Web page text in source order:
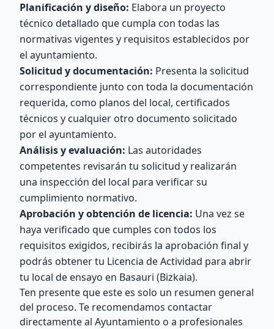
Planificación y diseño: Elabora un proyecto
técnico detallado que cumpla con todas las
normativas vigentes y requisitos establecidos por
el ayuntamiento.
Solicitud y documentación: Presenta la solicitud
correspondiente junto con toda la documentación
requerida, como planos del local, certificados
técnicos y cualquier otro documento solicitado
por el ayuntamiento.
Análisis y evaluación: Las autoridades
competentes revisarán tu solicitud y realizarán
una inspección del local para verificar su
cumplimiento normativo.
Aprobación y obtención de licencia: Una vez se
haya verificado que cumples con todos los
requisitos exigidos, recibirás la aprobación final y
podrás obtener tu Licencia de Actividad para abrir
tu local de ensayo en Basauri (Bizkaia).
Ten presente que este es solo un resumen general
del proceso. Te recomendamos contactar
directamente al Ayuntamiento o a profesionales